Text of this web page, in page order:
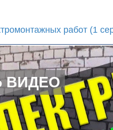
работ (1
ВИДЕО